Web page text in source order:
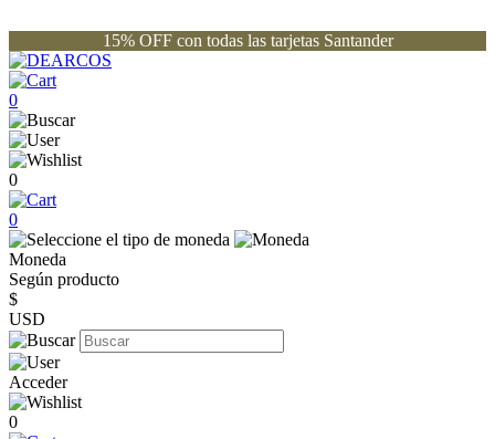
15% OFF con todas las tarjetas Santander
0
0
0
Moneda
Según producto
$
USD
Acceder
0